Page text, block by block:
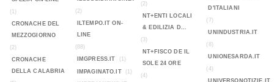
(1)
CRONACHE DEL
MEZZOGIORNO
(2)
CRONACHE
DELLA CALABRIA
(2)
ILTEMPO.IT ON-
LINE
(88)
IMGPRESS.IT
(1)
IMPAGINATO.IT (1)
(2)
NT+ENTI LOCALI
& EDILIZIA D...
(3)
NT+FISCO DE IL
SOLE 24 ORE
(4)
D'ITALIANI
(7)
UNINDUSTRIA.IT
(8)
UNIONESARDA.IT
(4)